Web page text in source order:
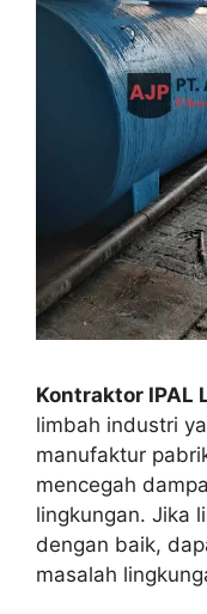
Kontraktor IPAL
limbah industri
manufaktur
mencegah
lingkungan. Jika
dengan baik,
masalah